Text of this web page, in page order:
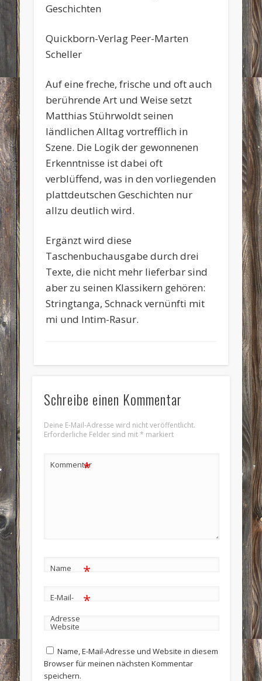
Geschichten
Quickborn-Verlag Peer-Marten
Scheller
Auf eine freche, frische und oft auch
berührende Art und Weise setzt
Matthias Stührwoldt seinen
ländlichen Alltag vortrefflich in
Szene. Die Logik der gewonnenen
Erkenntnisse ist dabei oft
verblüffend, was in den vorliegenden
plattdeutschen Geschichten nur
allzu deutlich wird.
Ergänzt wird diese
Taschenbuchausgabe durch drei
Texte, die nicht mehr lieferbar sind
aber zu seinen Klassikern gehören:
Stringtanga, Schnack vernünfti mit
mi und Intim-Rasur.
Schreibe einen Kommentar
Deine E-Mail-Adresse wird nicht veröffentlicht.
Erforderliche Felder sind mit* markiert
Kommentar
*
Name *
E-Mail-
Adresse
*
Website
Name, E-Mail-Adresse und Website in diesem
Browser für meinen nächsten Kommentar
speichern.